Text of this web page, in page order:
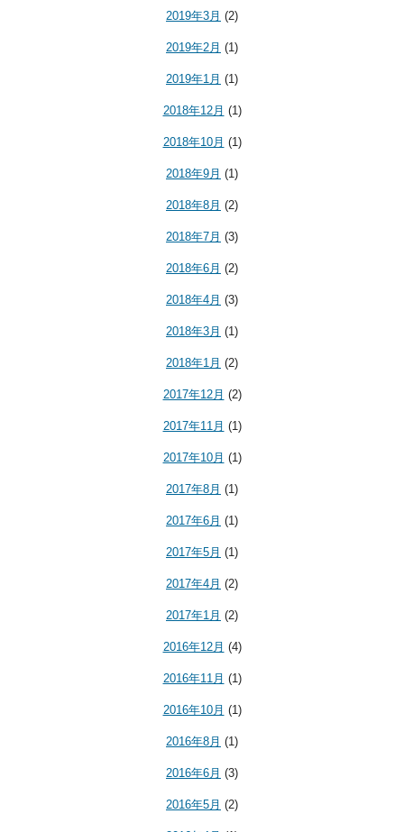
2019年3月 (2)
2019年2月 (1)
2019年1月 (1)
2018年12月 (1)
2018年10月 (1)
2018年9月 (1)
2018年8月 (2)
2018年7月 (3)
2018年6月 (2)
2018年4月 (3)
2018年3月 (1)
2018年1月 (2)
2017年12月 (2)
2017年11月 (1)
2017年10月 (1)
2017年8月 (1)
2017年6月 (1)
2017年5月 (1)
2017年4月 (2)
2017年1月 (2)
2016年12月 (4)
2016年11月 (1)
2016年10月 (1)
2016年8月 (1)
2016年6月 (3)
2016年5月 (2)